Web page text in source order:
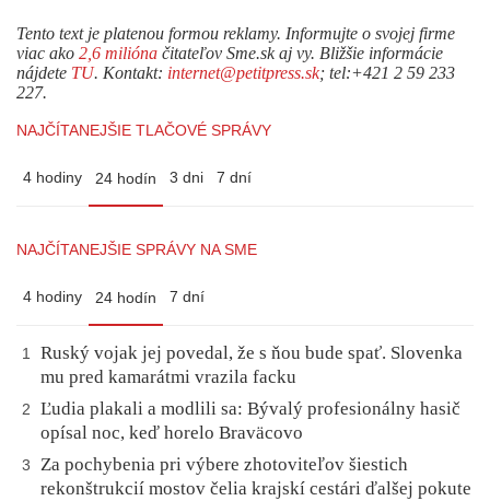
Tento text je platenou formou reklamy. Informujte o svojej firme
viac ako 2,6 milióna čitateľov Sme.sk aj vy. Bližšie informácie
nájdete TU. Kontakt: internet@petitpress.sk; tel:+421 2 59 233
227.
NAJČÍTANEJŠIE TLAČOVÉ SPRÁVY
4 hodiny 24 hodín 3 dni 7 dní
NAJČÍTANEJŠIE SPRÁVY NA SME
4 hodiny 24 hodín 7 dní
1
Ruský vojak jej povedal, že s ňou bude spať. Slovenka
mu pred kamarátmi vrazila facku
2
Ľudia plakali a modlili sa: Bývalý profesionálny hasič
opísal noc, keď horelo Braväcovo
3
Za pochybenia pri výbere zhotoviteľov šiestich
rekonštrukcií mostov čelia krajskí cestári ďalšej pokute